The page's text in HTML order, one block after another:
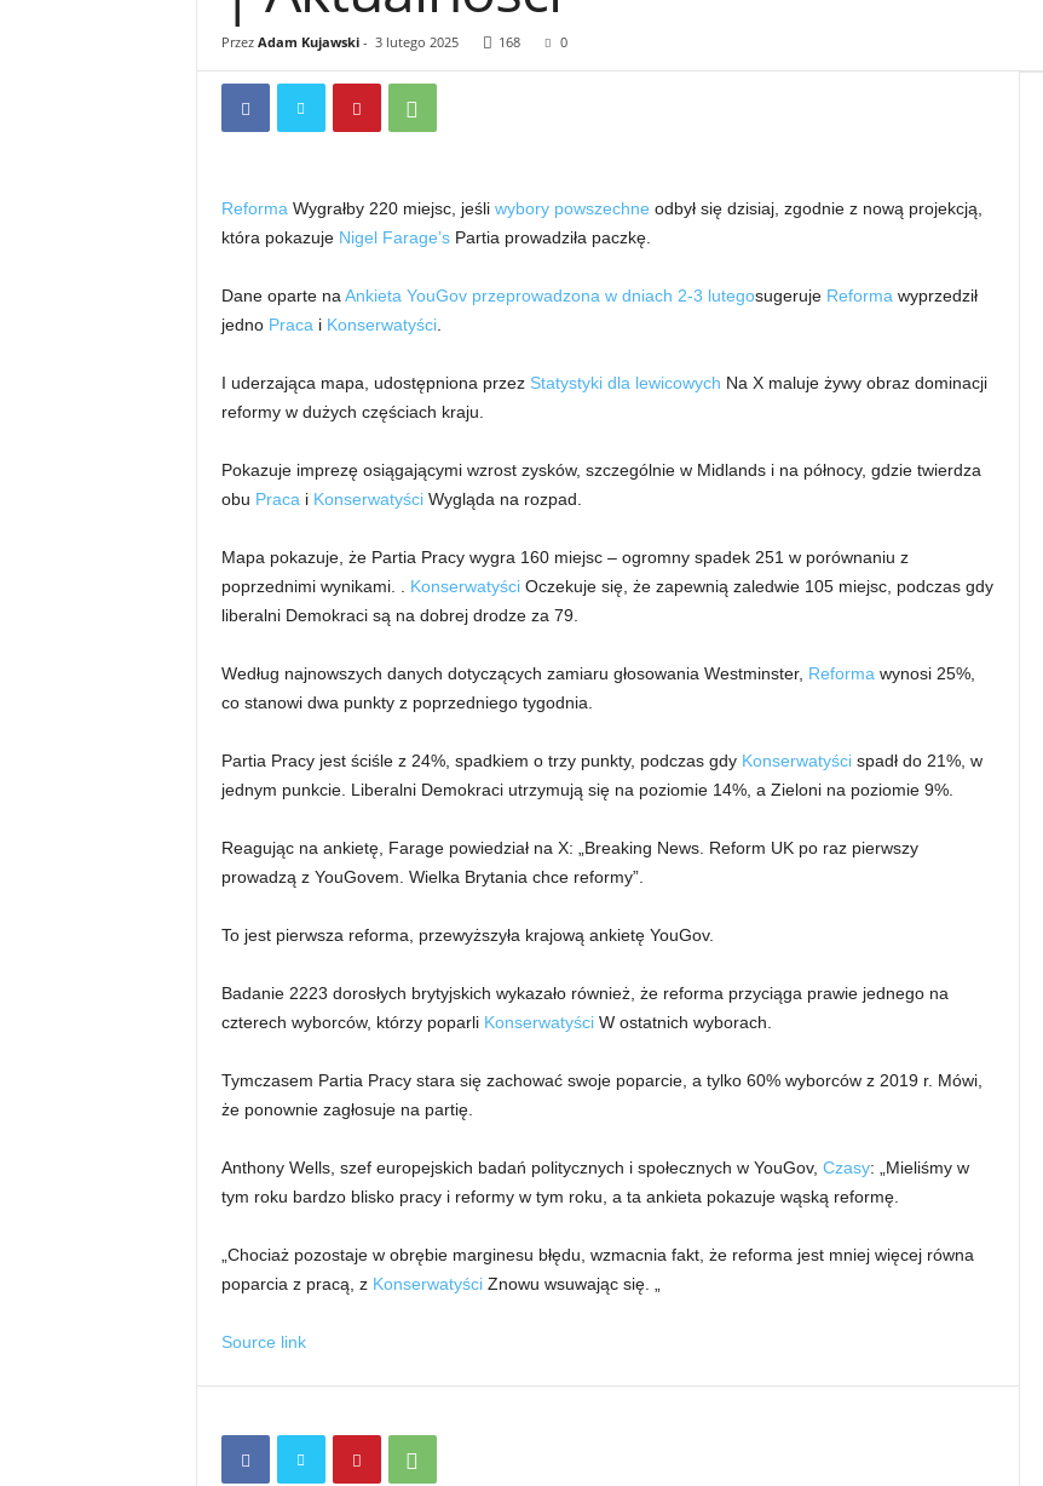
Przez Adam Kujawski- 3 lutego 2025 168 0
Reforma Wygrałby 220 miejsc, jeśli wybory powszechne odbył się dzisiaj, zgodnie z nową projekcją,
która pokazuje Nigel Farage’sPartia prowadziła paczkę.
Dane oparte na Ankieta YouGov przeprowadzona w dniach 2-3 lutegosugeruje Reforma wyprzedził
jedno Praca i Konserwatyści.
I uderzająca mapa, udostępniona przez Statystyki dla lewicowych Na X maluje żywy obraz dominacji
reformy w dużych częściach kraju.
Pokazuje imprezę osiągającymi wzrost zysków, szczególnie w Midlands i na północy, gdzie twierdza
obu Praca i KonserwatyściWygląda na rozpad.
Mapa pokazuje, że Partia Pracy wygra 160 miejsc – ogromny spadek 251 w porównaniu z
poprzednimi wynikami. . KonserwatyściOczekuje się, że zapewnią zaledwie 105 miejsc, podczas gdy
liberalni Demokraci są na dobrej drodze za 79.
Według najnowszych danych dotyczących zamiaru głosowania Westminster, Reforma wynosi 25%,
co stanowi dwa punkty z poprzedniego tygodnia.
Partia Pracy jest ściśle z 24%, spadkiem o trzy punkty, podczas gdy Konserwatyścispadł do 21%, w
jednym punkcie. Liberalni Demokraci utrzymują się na poziomie 14%, a Zieloni na poziomie 9%.
Reagując na ankietę, Farage powiedział na X: „Breaking News. Reform UK po raz pierwszy
prowadzą z YouGovem. Wielka Brytania chce reformy”.
To jest pierwsza reforma, przewyższyła krajową ankietę YouGov.
Badanie 2223 dorosłych brytyjskich wykazało również, że reforma przyciąga prawie jednego na
czterech wyborców, którzy poparli KonserwatyściW ostatnich wyborach.
Tymczasem Partia Pracy stara się zachować swoje poparcie, a tylko 60% wyborców z 2019 r. Mówi,
że ponownie zagłosuje na partię.
Anthony Wells, szef europejskich badań politycznych i społecznych w YouGov, Czasy: „Mieliśmy w
tym roku bardzo blisko pracy i reformy w tym roku, a ta ankieta pokazuje wąską reformę.
„Chociaż pozostaje w obrębie marginesu błędu, wzmacnia fakt, że reforma jest mniej więcej równa
poparcia z pracą, z KonserwatyściZnowu wsuwając się. „
Source link